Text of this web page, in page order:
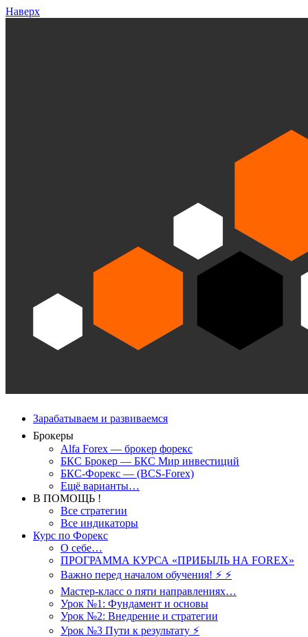
Наверх
Зарабатываем и развиваемся
Брокеры
Alfa Forex — брокер форекс
БКС Брокер — БКС Мир инвестиций
БКС-Форекс — (BCS-Forex)
Ещё варианты…
В ПОМОЩЬ !
Все стратегии
Все индикаторы
Курс по Форекс
О себе…
ПРОГРАММА КУРСА «ПРИБЫЛЬ НА FOREX»
Важно перед началом обучения! ⚡ ⚡
Мастер-класс о пяти направлениях…
Урок №1: Фундамент и основы
Урок №2: Внедрение и стратегии
Урок №3 Пути к результату ⚡️